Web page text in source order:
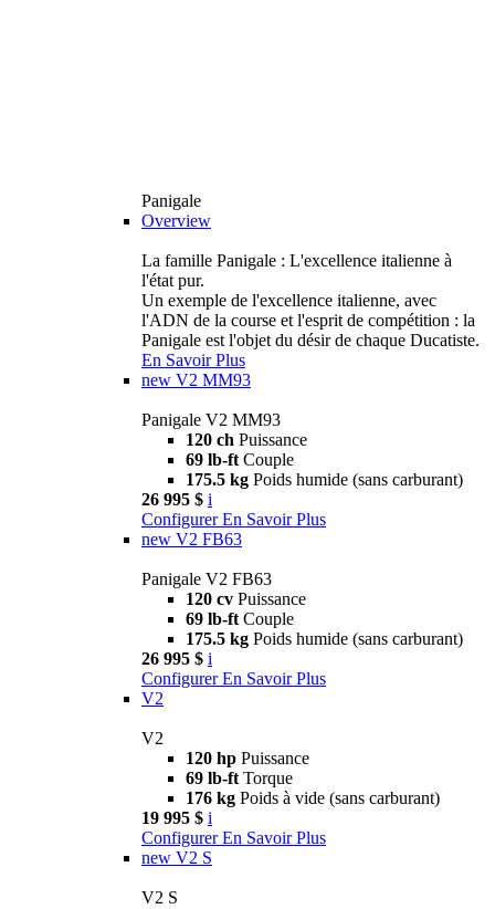
Panigale
Overview
La famille Panigale : L'excellence italienne à
l'état pur.
Un exemple de l'excellence italienne, avec
l'ADN de la course et l'esprit de compétition : la
Panigale est l'objet du désir de chaque Ducatiste.
En Savoir Plus
new V2 MM93
Panigale V2 MM93
120 ch Puissance
69 lb-ft Couple
175.5 kg Poids humide (sans carburant)
26 995 $ i
Configurer En Savoir Plus
new V2 FB63
Panigale V2 FB63
120 cv Puissance
69 lb-ft Couple
175.5 kg Poids humide (sans carburant)
26 995 $ i
Configurer En Savoir Plus
V2
V2
120 hp Puissance
69 lb-ft Torque
176 kg Poids à vide (sans carburant)
19 995 $ i
Configurer En Savoir Plus
new V2 S
V2 S